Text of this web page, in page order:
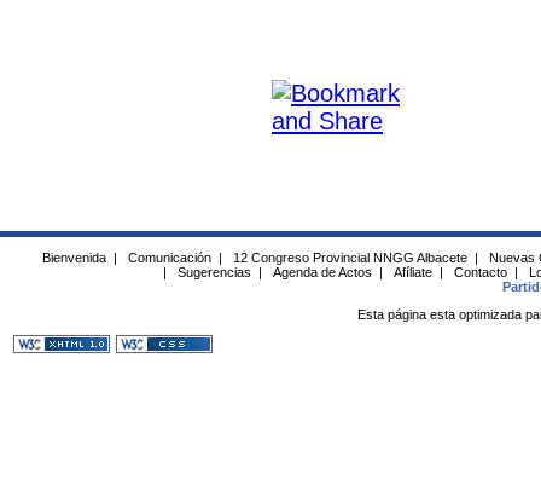
Bienvenida | Comunicación | 12 Congreso Provincial NNGG Albacete |
Nuevas
|
Sugerencias | Agenda de Actos | Afíliate | Contacto |
Esta página esta optimizada